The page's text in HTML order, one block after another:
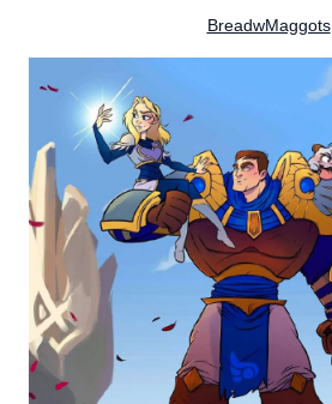
BreadwMaggots